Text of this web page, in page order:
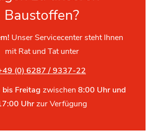
Baustoffen?
Unser Servicecenter steht Ihnen
mit Rat und Tat unter
(0) 6287 / 9337-22
bis Freitag zwischen 8:00 Uhr und
Uhrzur Verfügung